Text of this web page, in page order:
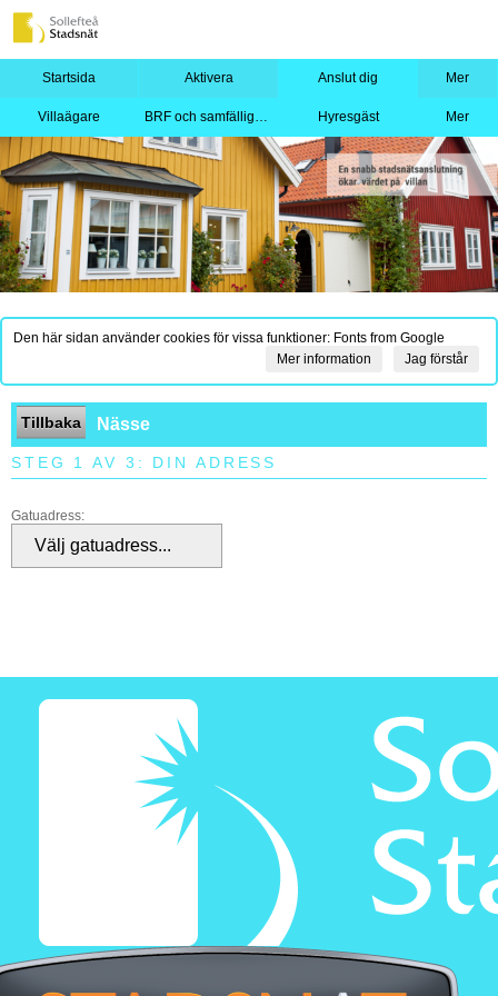
Startsida Aktivera Anslut dig Mer
Villaägare BRF och samfällighet Hyresgäst Mer
Den här sidan använder cookies för vissa funktioner: Fonts from Google
Jag förstår
Mer information
Tillbaka Nässe
STEG 1 AV 3: DIN ADRESS
Gatuadress: